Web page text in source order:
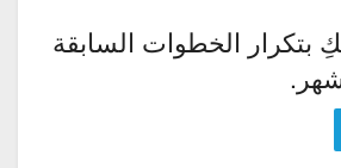
بتكرار الخطوات السابقة